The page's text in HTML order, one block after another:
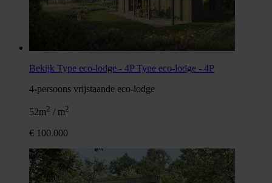
Bekijk Type eco-lodge - 4P Type eco-lodge - 4P
4-persoons vrijstaande eco-lodge
52m2 / m2
€ 100.000